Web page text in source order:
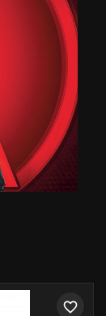
favorite_border